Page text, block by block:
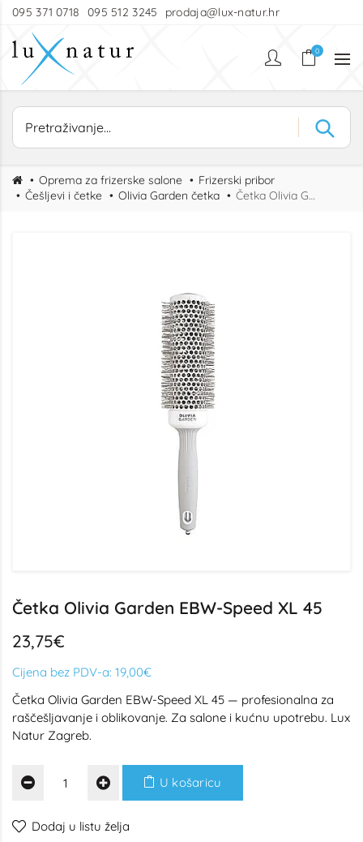
095 371 0718 095 512 3245 prodaja@lux-natur.hr
0
Oprema za frizerske salone
Frizerski pribor
Češljevi i četke
Olivia Garden četka Četka Olivia Garden EBW-Speed XL 45
Četka Olivia Garden EBW-Speed XL 45
23,75€
Cijena bez PDV-a: 19,00€
Četka Olivia Garden EBW-Speed XL 45 — profesionalna za
raščešljavanje i oblikovanje. Za salone i kućnu upotrebu. Lux
Natur Zagreb.
U košaricu
Dodaj u listu želja